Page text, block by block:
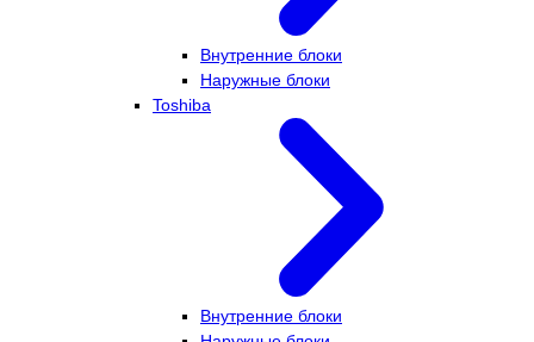
Внутренние блоки
Наружные блоки
Toshiba
Внутренние блоки